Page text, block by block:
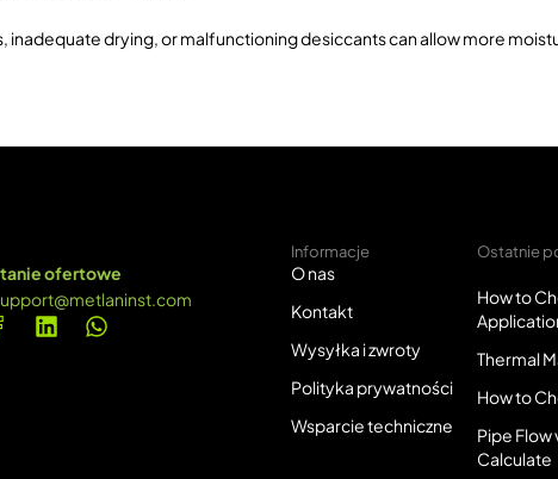
inadequate drying, or malfunctioning desiccants can allow more
ofertowe
Informacje
O nas
Kontakt
Wysyłka i zwroty
Polityka prywatności
Wsparcie techniczne
Ostatnie
How to
Thermal
How to
Pipe Flow
Calculate